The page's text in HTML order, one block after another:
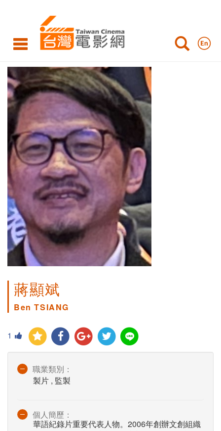
蔣顯斌
Ben TSIANG
1
職業類別：
製片 , 監製
個人簡歷：
華語紀錄片重要代表人物。2006年創辦文創組織